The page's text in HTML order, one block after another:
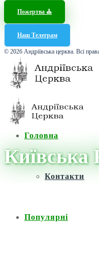
Пожертва ⛪️
Наш Телеграм
© 2026 Андріївська церква. Всі
Головна
Контакти
Популярні
Київська